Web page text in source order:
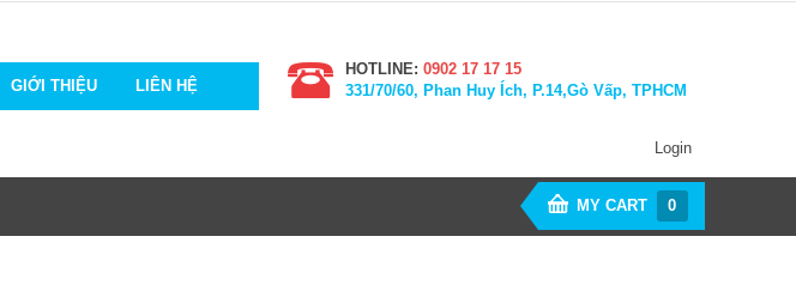
GIỚI THIỆU LIÊN HỆ
HOTLINE: 0902 17 17 15
331/70/60, Phan Huy Ích, P.14,Gò Vấp, TPHCM
Login
MY CART 0